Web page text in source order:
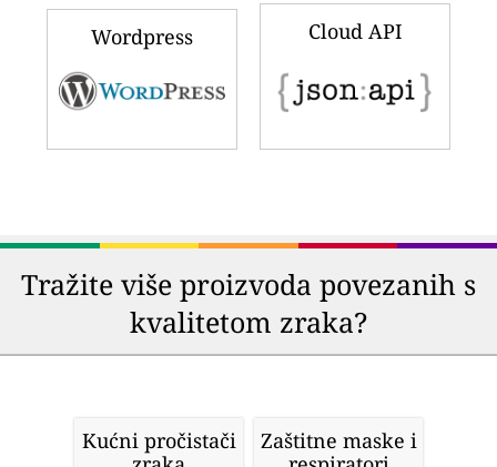
Wordpress Cloud API
Tražite više proizvoda povezanih s
kvalitetom zraka?
Kućni pročistači
Zaštitne maske i